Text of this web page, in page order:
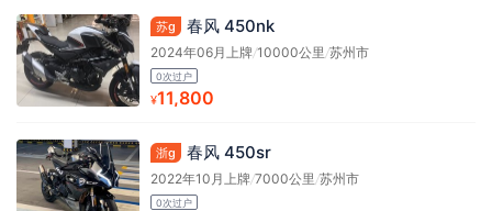
苏g 春风 450nk
2024年06月上牌/10000公里/苏州市
0次过户
¥11,800
浙g 春风 450sr
2022年10月上牌/7000公里/苏州市
0次过户